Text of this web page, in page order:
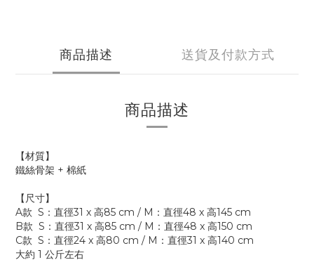
商品描述 送貨及付款方式
商品描述
【材質】
鐵絲骨架 + 棉紙
【尺寸】
A款 S：直徑31 x 高85 cm / M：直徑48 x 高145 cm
B款 S：直徑31 x 高85 cm / M：直徑48 x 高150 cm
C款 S：直徑24 x 高80 cm / M：直徑31 x 高140 cm
大約 1 公斤左右